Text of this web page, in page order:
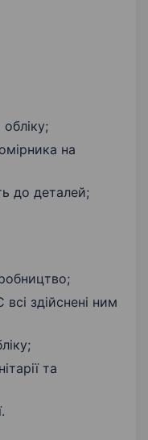
на
до деталей;
здійснені ним
та